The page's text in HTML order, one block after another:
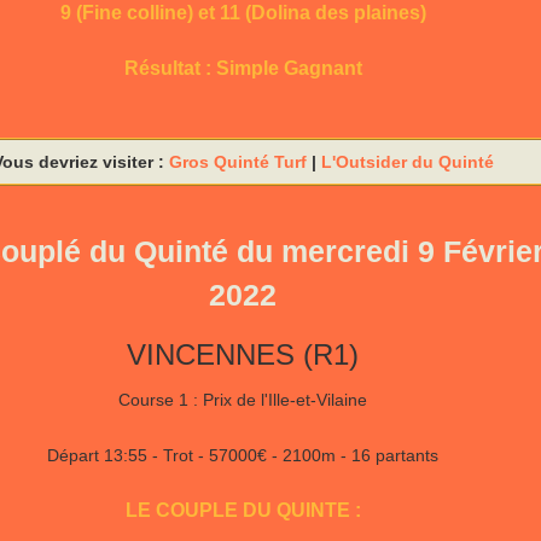
9 (Fine colline) et 11 (Dolina des plaines)
Résultat : Simple Gagnant
devriez visiter : Gros Quinté Turf| L'Outsider du Quinté
du Quinté du mercredi 9
2022
VINCENNES (R1)
Course 1 : Prix de l'Ille-et-Vilaine
Départ 13:55 - Trot - 57000€ - 2100m - 16 partants
LE COUPLE DU QUINTE :